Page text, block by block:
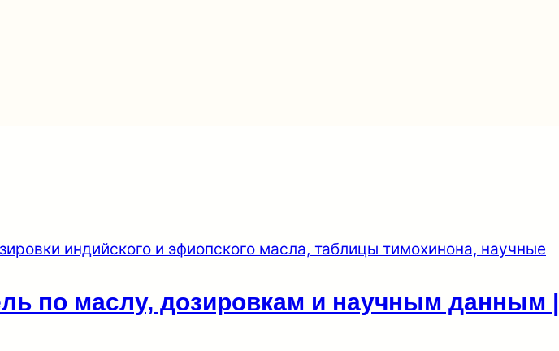
по маслу, дозировкам и научным данным |